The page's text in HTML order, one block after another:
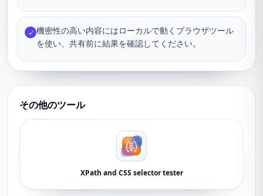
✓ 機密性の高い内容にはローカルで動くブラウザツール
を使い、共有前に結果を確認してください。
その他のツール
XPath and CSS selector tester